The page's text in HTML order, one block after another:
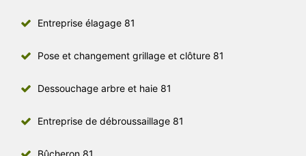
Entreprise élagage 81
Pose et changement grillage et clôture 81
Dessouchage arbre et haie 81
Entreprise de débroussaillage 81